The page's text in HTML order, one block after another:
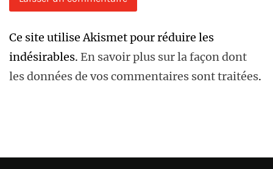
Ce site utilise Akismet pour réduire les
indésirables. En savoir plus sur la façon dont
les données de vos commentaires sont traitées.